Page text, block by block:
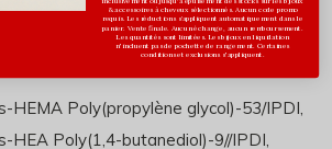
HEMA Poly(propylène glycol)-53/IPDI,
HEA Poly(1,4-butanediol)-9//IPDI,
& accessoires à cheveux sélectionnés. Aucun code promo
requis. Les réductions s’appliquent automatiquement dans le
panier. Vente finale. Aucun échange, aucun remboursement.
Les quantités sont limitées. Les bijoux en liquidation
n'incluent pas de pochette de rangement. Certaines
conditions et exclusions s'appliquent.